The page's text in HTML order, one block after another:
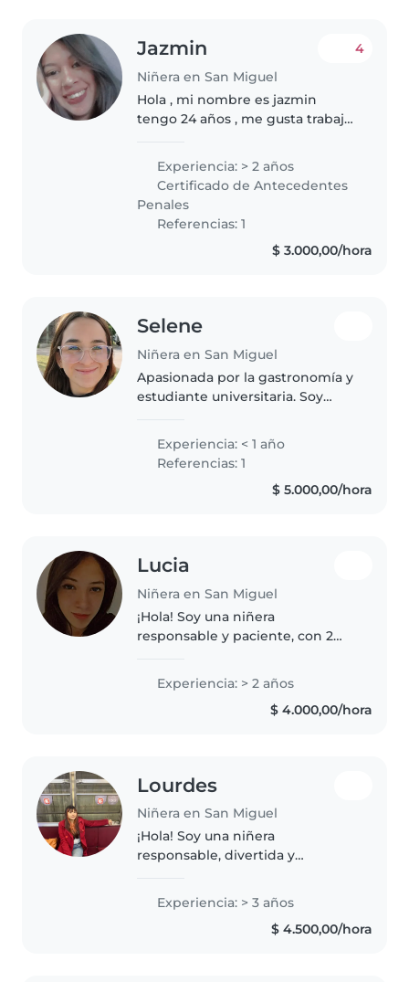
Jazmin
Niñera en San Miguel
4
Hola , mi nombre es jazmin
tengo 24 años , me gusta trabajar
cuentos. se cocinar, puedo
ayudar con las tareas del hogar.
Soy responsables , tengo..
Experiencia: > 2 años
Certificado de Antecedentes
Penales
Referencias: 1
$ 3.000,00/hora
Selene
Niñera en San Miguel
Apasionada por la gastronomía y
estudiante universitaria. Soy
deportes, entusiasta por los
juegos de mesa, intelectual me
gusta mucho leer y aprender
Experiencia: < 1 año
Referencias: 1
$ 5.000,00/hora
Lucia
Niñera en San Miguel
¡Hola! Soy una niñera
responsable y paciente, con 2
experiencia con niños con
necesidades especiales,
Experiencia: > 2 años
$ 4.000,00/hora
Lourdes
Niñera en San Miguel
¡Hola! Soy una niñera
responsable, divertida y
experiencia cuidando niños de
todas las edades. Me encanta
dibujar, leer cuentos, hacer
Experiencia: > 3 años
$ 4.500,00/hora